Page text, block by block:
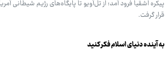
پیکره‌ اشقیا فرود آمد؛ از تل‌آویو تا پایگاه‌های رژیم شیطانی
قرار گرفت.
به آینده دنیای اسلام فکر کنید